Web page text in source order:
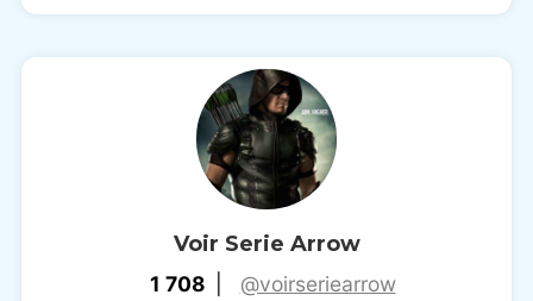
Voir Serie Arrow
1 708
@voirseriearrow